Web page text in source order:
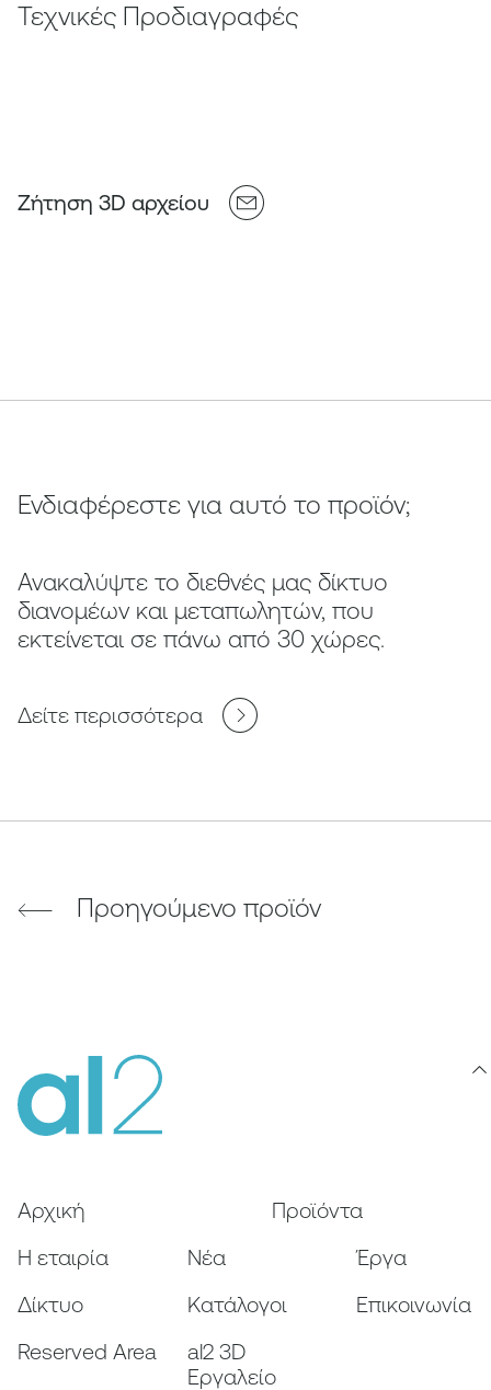
Τεχνικές Προδιαγραφές
Ζήτηση 3D αρχείου
Ενδιαφέρεστε για αυτό το προϊόν;
Ανακαλύψτε το διεθνές μας δίκτυο
διανομέων και μεταπωλητών, που
εκτείνεται σε πάνω από 30 χώρες.
Δείτε περισσότερα
Προηγούμενο προϊόν
Αρχική
Προϊόντα
Η εταιρία
Nέα
Έργα
Δίκτυο
Κατάλογοι
Επικοινωνία
Reserved Area
al2 3D
Εργαλείο